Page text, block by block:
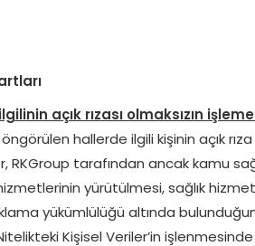
açık rızası olmaksızın
hallerde ilgili kişinin açık
RKGroup tarafından ancak kamu
yürütülmesi, sağlık
yükümlülüğü altında
Kişisel Veriler’in